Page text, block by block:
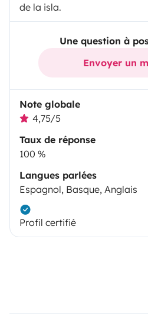
de la isla.
Une question à
Envoyer un
Note globale
4,75/5
Taux de réponse
100 %
Langues parlées
Espagnol, Basque, Anglais
Profil certifié